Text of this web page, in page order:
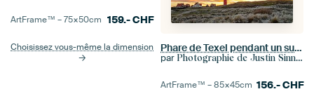
ArtFrame™ –75×50cm 159.-CHF
Choisissez vous-même la dimension Phare de Texel pendant un superbe coucher de soleil / Phare de Texel pendant un superbe coucher de s
par Photographie de Justin Sinner (Photographe à Texel)
ArtFrame™ –85×45cm 156.-CHF